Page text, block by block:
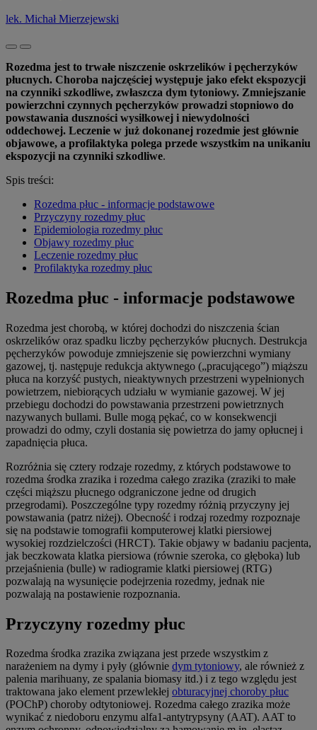
lek. Michał Mierzejewski
Rozedma jest to trwałe niszczenie oskrzelików i pęcherzyków
płucnych. Choroba najczęściej występuje jako efekt ekspozycji
na czynniki szkodliwe, zwłaszcza dym tytoniowy. Zmniejszanie
powierzchni czynnych pęcherzyków prowadzi stopniowo do
powstawania duszności wysiłkowej i niewydolności
oddechowej. Leczenie w już dokonanej rozedmie jest głównie
objawowe, a profilaktyka polega przede wszystkim na unikaniu
ekspozycji na czynniki szkodliwe.
Spis treści:
Rozedma płuc - informacje podstawowe
Przyczyny rozedmy płuc
Epidemiologia rozedmy płuc
Objawy rozedmy płuc
Leczenie rozedmy płuc
Profilaktyka rozedmy płuc
Rozedma płuc - informacje podstawowe
Rozedma jest chorobą, w której dochodzi do niszczenia ścian
oskrzelików oraz spadku liczby pęcherzyków płucnych. Destrukcja
pęcherzyków powoduje zmniejszenie się powierzchni wymiany
gazowej, tj. następuje redukcja aktywnego („pracującego”) miąższu
płuca na korzyść pustych, nieaktywnych przestrzeni wypełnionych
powietrzem, niebiorących udziału w wymianie gazowej. W jej
przebiegu dochodzi do powstawania przestrzeni powietrznych
nazywanych bullami. Bulle mogą pękać, co w konsekwencji
prowadzi do odmy, czyli dostania się powietrza do jamy opłucnej i
zapadnięcia płuca.
Rozróżnia się cztery rodzaje rozedmy, z których podstawowe to
rozedma środka zrazika i rozedma całego zrazika (zraziki to małe
części miąższu płucnego odgraniczone jedne od drugich
przegrodami). Poszczególne typy rozedmy różnią przyczyny jej
powstawania (patrz niżej). Obecność i rodzaj rozedmy rozpoznaje
się na podstawie tomografii komputerowej klatki piersiowej
wysokiej rozdzielczości (HRCT). Takie objawy w badaniu pacjenta,
jak beczkowata klatka piersiowa (równie szeroka, co głęboka) lub
przejaśnienia (bulle) w radiogramie klatki piersiowej (RTG)
pozwalają na wysunięcie podejrzenia rozedmy, jednak nie
pozwalają na postawienie rozpoznania.
Przyczyny rozedmy płuc
Rozedma środka zrazika związana jest przede wszystkim z
narażeniem na dymy i pyły (głównie dym tytoniowy, ale również z
palenia marihuany, ze spalania biomasy itd.) i z tego względu jest
traktowana jako element przewlekłej obturacyjnej choroby płuc
(POChP) choroby odtytoniowej. Rozedma całego zrazika może
wynikać z niedoboru enzymu alfa1-antytrypsyny (AAT). AAT to